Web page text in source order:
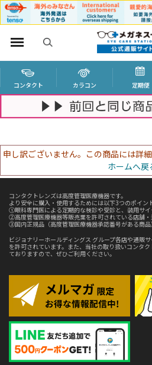
コンタクト カラコン 定期便
申し訳ございません。この商品には詳
ホームへ戻
コンタクトレンズは高度管理医療機器です。
より安全に購入・使用するためには以下3つのポイン
①眼科専門医による定期的な検診や受診と、装用サ
②高度管理医療機器等販売業を許可されている店舗
③国内正規品（高度管理医療機器承認番号がある商品
ビジョナリーホールディングス グループ各店や通販
を許可されています。また、当社の取り扱いコンタ
ておりますので、ぜひご利用ください。